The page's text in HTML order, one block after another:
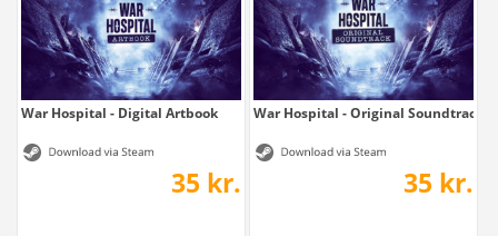
War Hospital - Digital Artbook
35 kr.
War Hospital - Original Soundtrack
35 kr.